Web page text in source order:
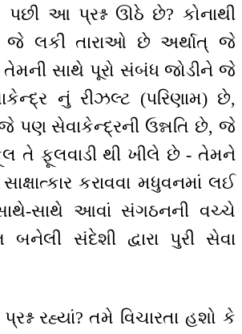
આ પ્રશ્ન ઊઠે છે? કોનાથી
જે લકી તારાઓ છે અર્થાત્ જે
તેમની સાથે પૂરો સંબંધ જોડીને જે
નું રીઝલ્ટ (પરિણામ) છે,
સેવાકેન્દ્રની ઉન્નતિ છે, જે
તે ફૂલવાડી થી ખીલે છે - તેમને
કરાવવા મધુવનમાં લઈ
સાથે આવાં સંગઠનની વચ્ચે
બનેલી સંદેશી દ્વારા પુરી સેવા
રહ્યાં? તમે વિચારતા હશો કે